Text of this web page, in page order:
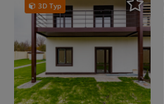
3D Тур